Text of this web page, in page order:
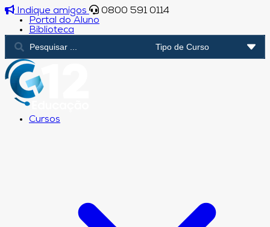
Indique amigos
0800 591 0114
Portal do Aluno
Biblioteca
Cursos